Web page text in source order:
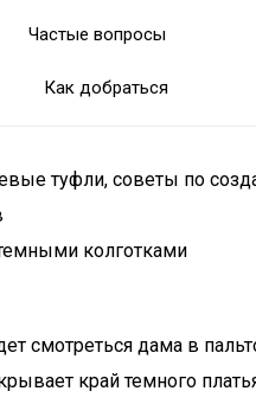
Частые вопросы
Как добраться
туфли, советы по
колготками
смотреться дама в
край темного